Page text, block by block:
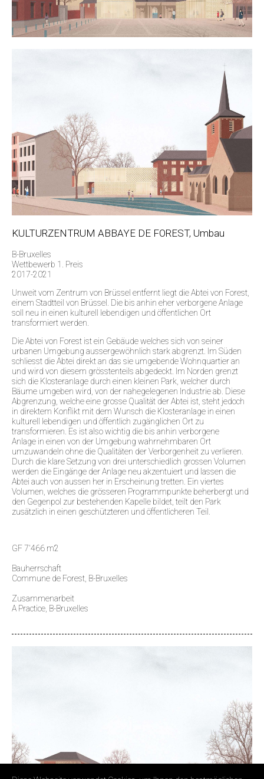
KULTURZENTRUM ABBAYE DE FOREST, Umbau
B-Bruxelles
Wettbewerb 1. Preis
2017-2021
Unweit vom Zentrum von Brüssel entfernt liegt die Abtei von Forest,
einem Stadtteil von Brüssel. Die bis anhin eher verborgene Anlage
soll neu in einen kulturell lebendigen und öffentlichen Ort
transformiert werden.
Die Abtei von Forest ist ein Gebäude welches sich von seiner
urbanen Umgebung aussergewöhnlich stark abgrenzt. Im Süden
schliesst die Abtei direkt an das sie umgebende Wohnquartier an
und wird von diesem grösstenteils abgedeckt. Im Norden grenzt
sich die Klosteranlage durch einen kleinen Park, welcher durch
Bäume umgeben wird, von der nahegelegenen Industrie ab. Diese
Abgrenzung, welche eine grosse Qualität der Abtei ist, steht jedoch
in direktem Konflikt mit dem Wunsch die Klosteranlage in einen
kulturell lebendigen und öffentlich zugänglichen Ort zu
transformieren. Es ist also wichtig die bis anhin verborgene
Anlage in einen von der Umgebung wahrnehmbaren Ort
umzuwandeln ohne die Qualitäten der Verborgenheit zu verlieren.
Durch die klare Setzung von drei unterschiedlich grossen Volumen
werden die Eingänge der Anlage neu akzentuiert und lassen die
Abtei auch von aussen her in Erscheinung tretten. Ein viertes
Volumen, welches die grösseren Programmpunkte beherbergt und
den Gegenpol zur bestehenden Kapelle bildet, teilt den Park
zusätzlich in einen geschützteren und öffentlicheren Teil.
GF 7'466 m2
Bauherrschaft
Commune de Forest, B-Bruxelles
Zusammenarbeit
A Practice, B-Bruxelles